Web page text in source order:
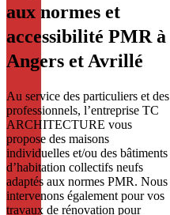
aux normes et
accessibilité PMR à
Angers et Avrillé
Au service des particuliers et des
professionnels, l’entreprise TC
ARCHITECTURE vous
propose des maisons
individuelles et/ou des bâtiments
d’habitation collectifs neufs
adaptés aux normes PMR. Nous
intervenons également pour vos
travaux de rénovation pour